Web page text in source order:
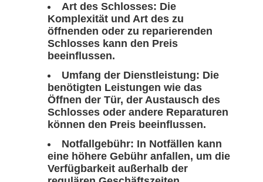
Art des Schlosses: Die
Komplexität und Art des zu
öffnenden oder zu reparierenden
Schlosses kann den Preis
beeinflussen.
Umfang der Dienstleistung: Die
benötigten Leistungen wie das
Öffnen der Tür, der Austausch des
Schlosses oder andere Reparaturen
können den Preis beeinflussen.
Notfallgebühr: In Notfällen kann
eine höhere Gebühr anfallen, um die
Verfügbarkeit außerhalb der